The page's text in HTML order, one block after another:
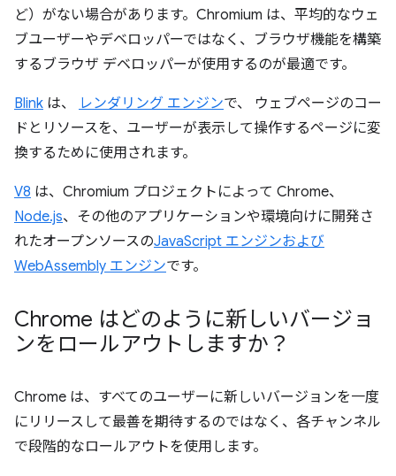
ど）がない場合があります。Chromium は、平均的なウェ
ブユーザーやデベロッパーではなく、ブラウザ機能を構築
するブラウザ デベロッパーが使用するのが最適です。
Blink は、 レンダリング エンジンで、 ウェブページのコー
ドとリソースを、ユーザーが表示して操作するページに変
換するために使用されます。
V8 は、Chromium プロジェクトによって Chrome、
Node.js、その他のアプリケーションや環境向けに開発さ
れたオープンソースのJavaScript エンジンおよび
WebAssembly エンジンです。
Chrome はどのように新しいバージョ
ンをロールアウトしますか？
Chrome は、すべてのユーザーに新しいバージョンを一度
にリリースして最善を期待するのではなく、各チャンネル
で段階的なロールアウトを使用します。